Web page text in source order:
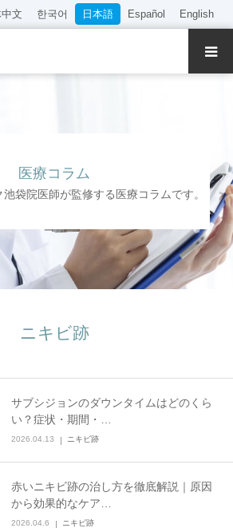
文 한국어 日本語 Español English
医療コラム
袋院医師が監修する医療コラムです。
ニキビ跡
サブシジョンのダウンタイムはどのくら
い？症状・期間・…
2026.04.13 ニキビ跡
赤いニキビ跡の治し方を徹底解説｜原因
から効果的なケア…
2026.04.6 ニキビ跡
한국어 日本語 Español